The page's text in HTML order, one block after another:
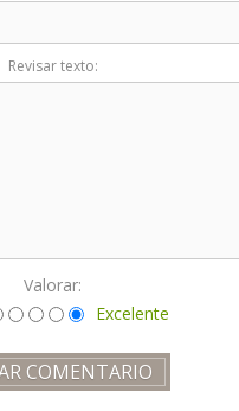
Revisar texto:
Valorar:
Excelente